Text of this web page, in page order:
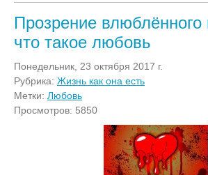
Прозрение влюблённого
что такое любовь
Понедельник, 23 октября 2017 г.
Рубрика: Жизнь как она есть
Метки: Любовь
Просмотров: 5850